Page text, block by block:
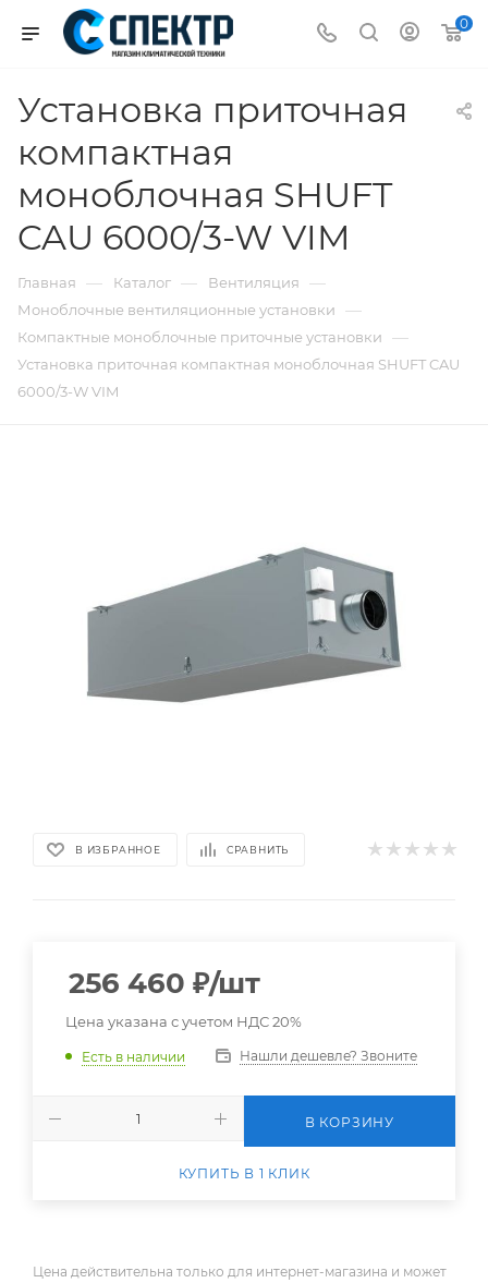
0
Установка приточная
компактная
моноблочная SHUFT
CAU 6000/3-W VIM
Главная — Каталог — Вентиляция —
Моноблочные вентиляционные установки —
Компактные моноблочные приточные установки —
Установка приточная компактная моноблочная SHUFT CAU
6000/3-W VIM
В ИЗБРАННОЕ СРАВНИТЬ
256 460 ₽/шт
Цена указана с учетом НДС 20%
Есть в наличии Нашли дешевле? Звоните
В КОРЗИНУ
КУПИТЬ В 1 КЛИК
Цена действительна только для интернет-магазина и может